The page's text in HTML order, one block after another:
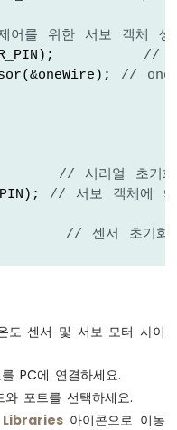
를 위한 서보 객체 생
//
//
// 시리얼 초기화
// 서보 객체에 9
// 센서 초기화
getTempCByIndex
를 90도로 설정
도 센서 및 서보 모터 사이
PC에 연결하세요.
포트를 선택하세요.
Libraries아이콘으로 이동